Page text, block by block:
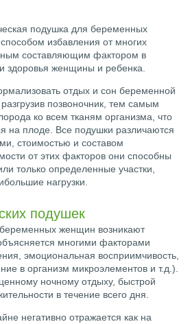
подушка для беременных
избавления от многих
составляющим фактором в
здоровья женщины и ребенка.
отдых и сон беременной
позвоночник, тем самым
ко всем тканям организма, что
на плоде. Все подушки различаются
стоимостью и составом
от этих факторов они способны
только определенные участки,
нагрузки.
подушек
женщин возникают
многими факторами
эмоциональная восприимчивость,
в организм микроэлементов и т.д.).
ночному отдыху, быстрой
в течение всего дня.
негативно отражается как на